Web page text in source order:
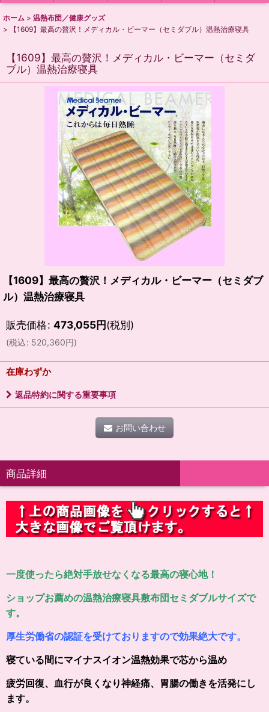
ホーム > 温熱布団／健康グッズ
>
【1609】最高の贅沢！メディカル・ビーマー（セミダブル）温熱治療寝具
【1609】最高の贅沢！メディカル・ビーマー（セミダ
ブル）温熱治療寝具
【1609】最高の贅沢！メディカル・ビーマー（セミダブ
ル）温熱治療寝具
販売価格: 473,055円(税別)
(税込: 520,360円)
在庫わずか
返品特約に関する重要事項
お問い合わせ
商品詳細
一度使ったら絶対手放せなくなる最高の寝心地！
ショップお薦めの温熱治療寝具敷布団セミダブルサイズで
す。
厚生労働省の認証を受けておりますので効果絶大です。
寝ている間にマイナスイオン温熱効果で芯から温め
疲労回復、血行が良くなり神経痛、胃腸の働きを活発にし
ます。